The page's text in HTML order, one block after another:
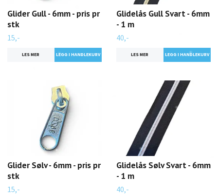
Glider Gull - 6mm - pris pr
stk
15,-
LES MER
Glidelås Gull Svart - 6mm
- 1 m
40,-
LES MER
Glider Sølv - 6mm - pris pr
stk
15,-
Glidelås Sølv Svart - 6mm
- 1 m
40,-